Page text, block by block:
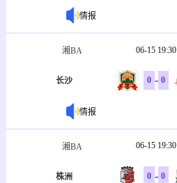
情报
湘BA 06-15 19:30
长沙 0 - 0
情报
湘BA 06-15 19:30
株洲 0 - 0